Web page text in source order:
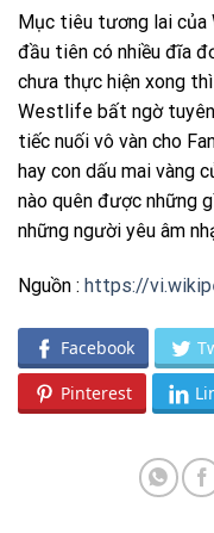
Mục tiêu tương lai
đầu tiên có nhiều đĩa
chưa thực hiện xong
Westlife bất ngờ
tiếc nuối vô vàn cho
hay con dấu mai vàng
nào quên được những
những người yêu âm
Nguồn : https://
Facebook
Pinterest